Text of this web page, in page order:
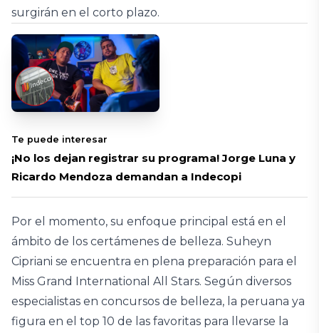
surgirán en el corto plazo.
Te puede interesar
¡No los dejan registrar su programa! Jorge Luna y
Ricardo Mendoza demandan a Indecopi
Por el momento, su enfoque principal está en el
ámbito de los certámenes de belleza. Suheyn
Cipriani se encuentra en plena preparación para el
Miss Grand International All Stars. Según diversos
especialistas en concursos de belleza, la peruana ya
figura en el top 10 de las favoritas para llevarse la